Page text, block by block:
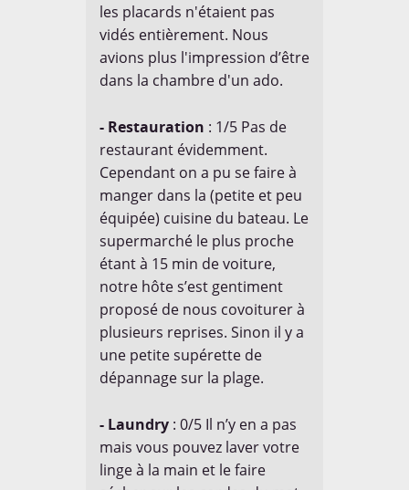
les placards n'étaient pas
vidés entièrement. Nous
avions plus l'impression d’être
dans la chambre d'un ado.
- Restauration : 1/5 Pas de
restaurant évidemment.
Cependant on a pu se faire à
manger dans la (petite et peu
équipée) cuisine du bateau. Le
supermarché le plus proche
étant à 15 min de voiture,
notre hôte s’est gentiment
proposé de nous covoiturer à
plusieurs reprises. Sinon il y a
une petite supérette de
dépannage sur la plage.
- Laundry : 0/5 Il n’y en a pas
mais vous pouvez laver votre
linge à la main et le faire